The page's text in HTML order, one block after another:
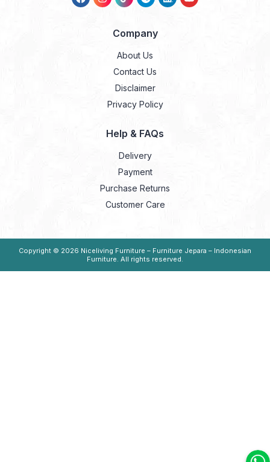
Company
About Us
Contact Us
Disclaimer
Privacy Policy
Help & FAQs
Delivery
Payment
Purchase Returns
Customer Care
Copyright © 2026 Niceliving Furniture – Furniture Jepara – Indonesian
Furniture. All rights reserved.